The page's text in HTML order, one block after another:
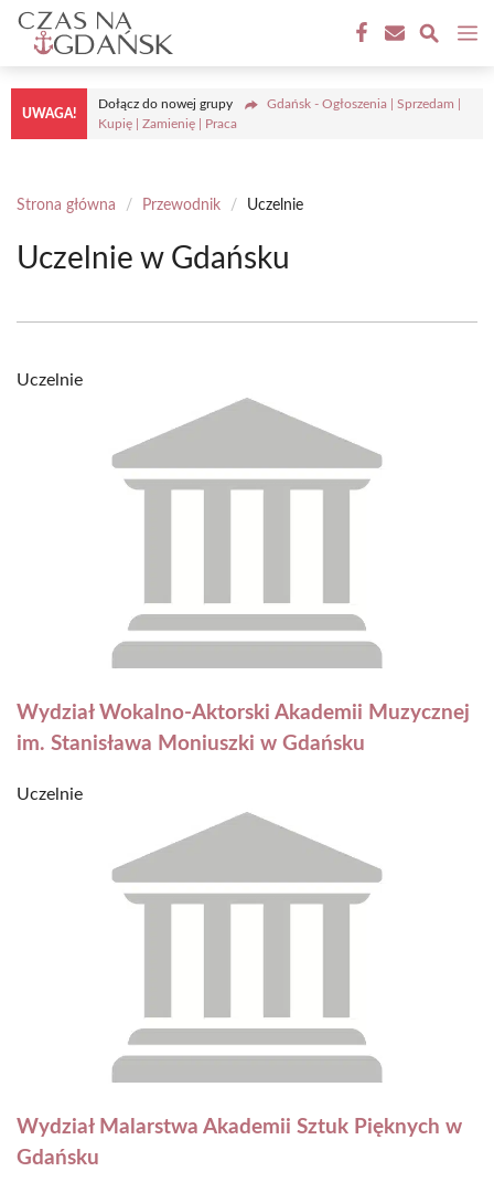
Przejdź
treści
UWAGA!
Dołącz do nowej grupy
Gdańsk - Ogłoszenia | Sprzedam |
Kupię | Zamienię | Praca
Strona główna / Przewodnik / Uczelnie
Uczelnie w Gdańsku
Uczelnie
Wydział Wokalno-Aktorski Akademii Muzycznej
im. Stanisława Moniuszki w Gdańsku
Uczelnie
Wydział Malarstwa Akademii Sztuk Pięknych w
Gdańsku